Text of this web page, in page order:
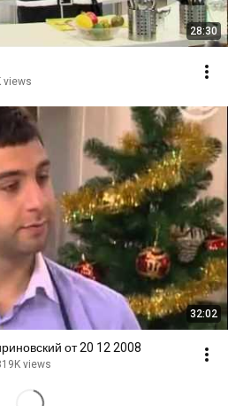
28:30
views
32:02
от 20 12 2008
views